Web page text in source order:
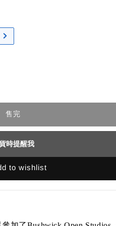
售完
時提醒我
to wishlist